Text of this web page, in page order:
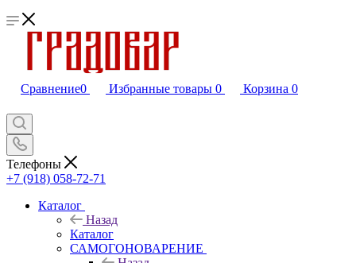
Сравнение0 Избранные товары 0 Корзина 0
Телефоны
+7 (918) 058-72-71
Каталог
Назад
Каталог
САМОГОНОВАРЕНИЕ